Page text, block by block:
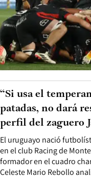
El uruguayo nació
en el club Racing de
formador en el cuadro
Celeste Mario Rebollo
“Si usa el
patadas, no dará
perfil del zaguero